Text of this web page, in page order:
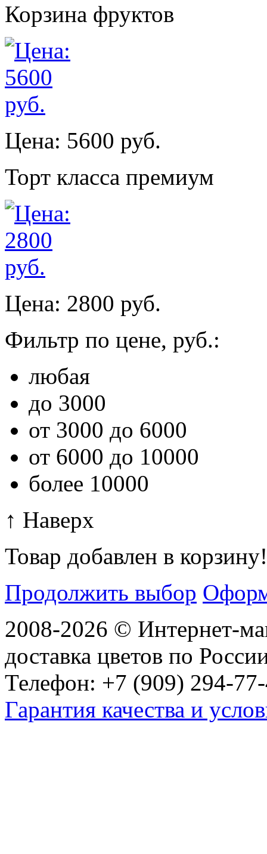
Корзина фруктов
Цена: 5600 руб.
Торт класса премиум
Цена: 2800 руб.
Фильтр по цене, руб.:
любая
до 3000
от 3000 до 6000
от 6000 до 10000
более 10000
↑ Наверх
Товар добавлен в корзину!
Продолжить выбор
2008-2026 © Интернет-
доставка цветов по
Телефон: +7 (909) 294-
Гарантия качества и